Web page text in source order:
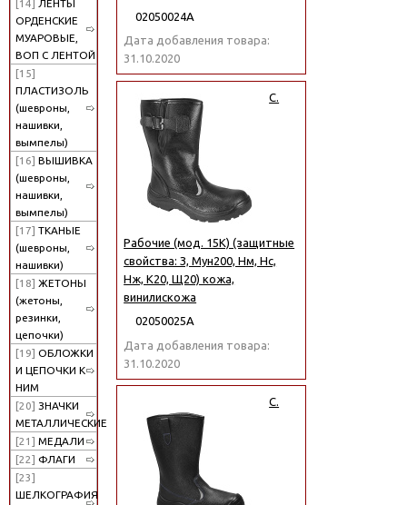
[14] ЛЕНТЫ
ОРДЕНСКИЕ
МУАРОВЫЕ,
ВОП С ЛЕНТОЙ
[15]
ПЛАСТИЗОЛЬ
(шевроны,
нашивки,
вымпелы)
[16] ВЫШИВКА
(шевроны,
нашивки,
вымпелы)
[17] ТКАНЫЕ
(шевроны,
нашивки)
[18] ЖЕТОНЫ
(жетоны,
резинки,
цепочки)
[19] ОБЛОЖКИ
И ЦЕПОЧКИ К
НИМ
[20] ЗНАЧКИ
МЕТАЛЛИЧЕСКИЕ
[21] МЕДАЛИ
[22] ФЛАГИ
[23]
ШЕЛКОГРАФИЯ
02050024А
Дата добавления товара:
31.10.2020
С.
Рабочие (мод. 15К) (защитные
свойства: З, Мун200, Нм, Нс,
Нж, К20, Щ20) кожа,
винилискожа
02050025А
Дата добавления товара:
31.10.2020
С.